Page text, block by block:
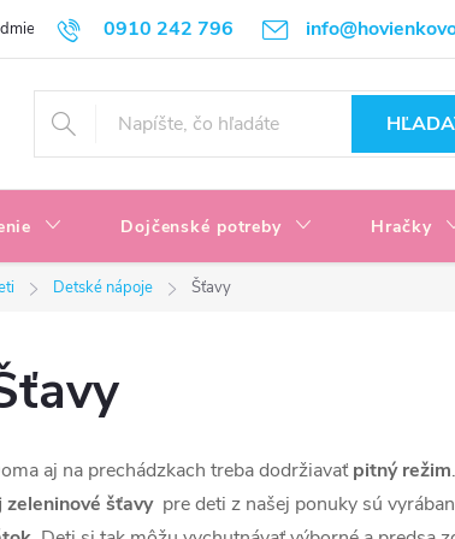
0910 242 796
Podmienky ochrany osobných údajov
Dojčenské potreby Hračky
Detské nápoje Šťavy
aj na prechádzkach treba dodržiavaťpitný režim
zeleninové šťavy pre deti z našej ponuky sú